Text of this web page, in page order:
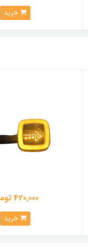
خرید
420,000 تومان
خرید